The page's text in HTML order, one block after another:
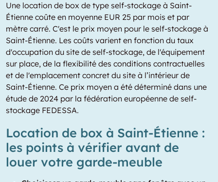
Une location de box de type self-stockage à Saint-
Étienne coûte en moyenne EUR 25 par mois et par
mètre carré. C'est le prix moyen pour le self-stockage à
Saint-Étienne. Les coûts varient en fonction du taux
d'occupation du site de self-stockage, de l'équipement
sur place, de la flexibilité des conditions contractuelles
et de l'emplacement concret du site à l’intérieur de
Saint-Étienne. Ce prix moyen a été déterminé dans une
étude de 2024 par la fédération européenne de self-
stockage FEDESSA.
Location de box à Saint-Étienne :
les points à vérifier avant de
louer votre garde-meuble